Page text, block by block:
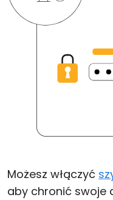
Możesz włączyć
aby chronić swoje